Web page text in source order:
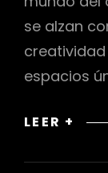
se alzan
creatividad
espacios
LEER +